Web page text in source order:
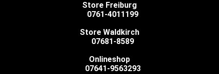
Store Freiburg
0761-4011199
Store Waldkirch
07681-8589
Onlineshop
07641-9563293